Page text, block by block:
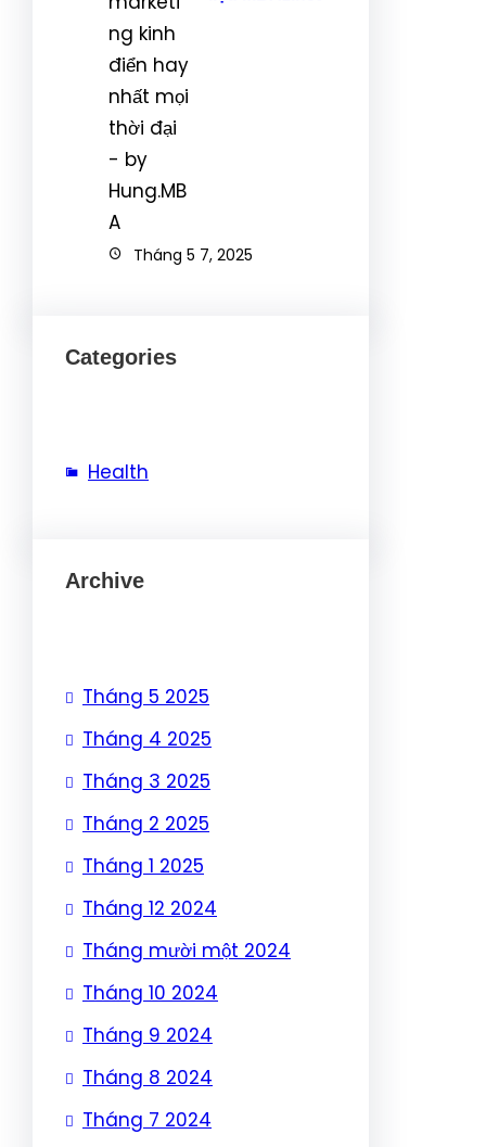
Tháng 5 7, 2025
Categories
Health
Archive
Tháng 5 2025
Tháng 4 2025
Tháng 3 2025
Tháng 2 2025
Tháng 1 2025
Tháng 12 2024
Tháng mười một 2024
Tháng 10 2024
Tháng 9 2024
Tháng 8 2024
Tháng 7 2024